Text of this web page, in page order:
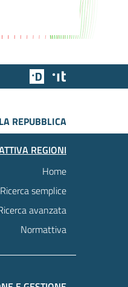
Team Digitale
REPUBBLICA
REGIONI
Home
Ricerca semplice
avanzata
Normattiva